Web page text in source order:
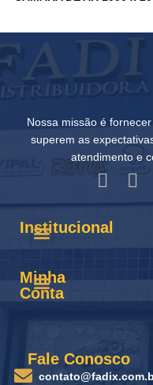
Nossa missão é
superem as
atendimento e
Institucional
Minha
Conta
Fale Conosco